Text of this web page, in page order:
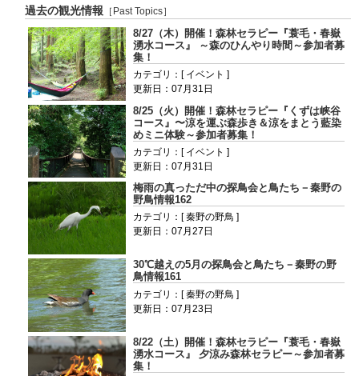
過去の観光情報 ［Past Topics］
8/27（木）開催！森林セラピー『蓑毛・春嶽
湧水コース』 ～森のひんやり時間～参加者募
集！
カテゴリ：[ イベント ]
更新日：07月31日
8/25（火）開催！森林セラピー『くずは峡谷
コース』〜涼を運ぶ森歩き＆涼をまとう藍染
めミニ体験～参加者募集！
カテゴリ：[ イベント ]
更新日：07月31日
梅雨の真っただ中の探鳥会と鳥たち－秦野の
野鳥情報162
カテゴリ：[ 秦野の野鳥 ]
更新日：07月27日
30℃越えの5月の探鳥会と鳥たち－秦野の野
鳥情報161
カテゴリ：[ 秦野の野鳥 ]
更新日：07月23日
8/22（土）開催！森林セラピー『蓑毛・春嶽
湧水コース』 夕涼み森林セラピー～参加者募
集！